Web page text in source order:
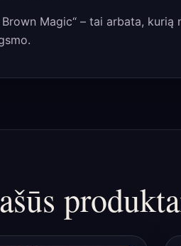
Brown Magic“ – tai arbata,